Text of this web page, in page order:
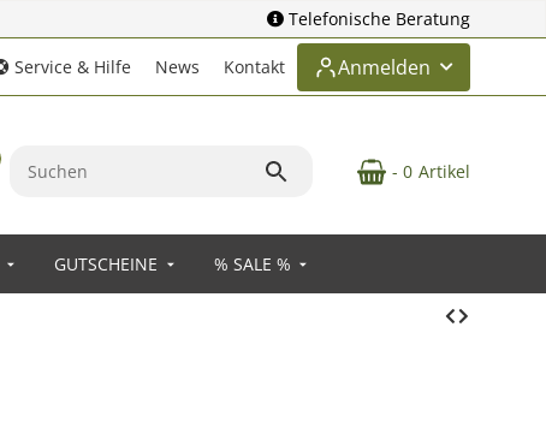
Telefonische Beratung
Service & Hilfe News Kontakt Anmelden
- 0 Artikel
GUTSCHEINE % SALE %